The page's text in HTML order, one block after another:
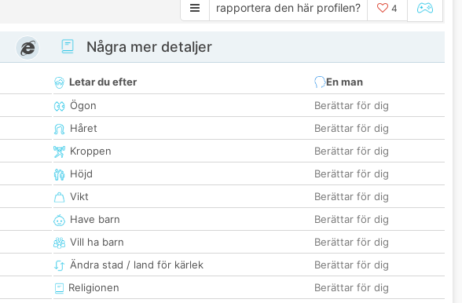
rapportera den här profilen? 4
Några mer detaljer
Letar du efter
En man
Ögon
Berättar för dig
Håret
Berättar för dig
Kroppen
Berättar för dig
Höjd
Berättar för dig
Vikt
Berättar för dig
Have barn
Berättar för dig
Vill ha barn
Berättar för dig
Ändra stad / land för kärlek
Berättar för dig
Religionen
Berättar för dig